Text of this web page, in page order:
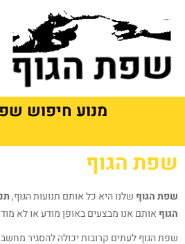
מנוע חיפוש
שפת הגוף
שפת הגוף שלנו היא כל אותם תנועות הגוף,
הגוף אותם אנו מבצעים באופן מודע או לא
שפת הגוף לעתים קרובות יכולה להסגיר